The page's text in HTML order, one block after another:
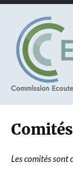
Comités
Les comités sont